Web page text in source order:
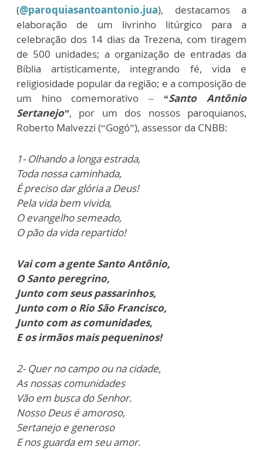
(@paroquiasantoantonio.jua), destacamos a
elaboração de um livrinho litúrgico para a
celebração dos 14 dias da Trezena, com tiragem
de 500 unidades; a organização de entradas da
Bíblia artisticamente, integrando fé, vida e
religiosidade popular da região; e a composição de
um hino comemorativo – “Santo Antônio
Sertanejo”, por um dos nossos paroquianos,
Roberto Malvezzi (“Gogó”), assessor da CNBB:
1- Olhando a longa estrada,
Toda nossa caminhada,
É preciso dar glória a Deus!
Pela vida bem vivida,
O evangelho semeado,
O pão da vida repartido!
Vai com a gente Santo Antônio,
O Santo peregrino,
Junto com seus passarinhos,
Junto com o Rio São Francisco,
Junto com as comunidades,
E os irmãos mais pequeninos!
2- Quer no campo ou na cidade,
As nossas comunidades
Vão em busca do Senhor.
Nosso Deus é amoroso,
Sertanejo e generoso
E nos guarda em seu amor.